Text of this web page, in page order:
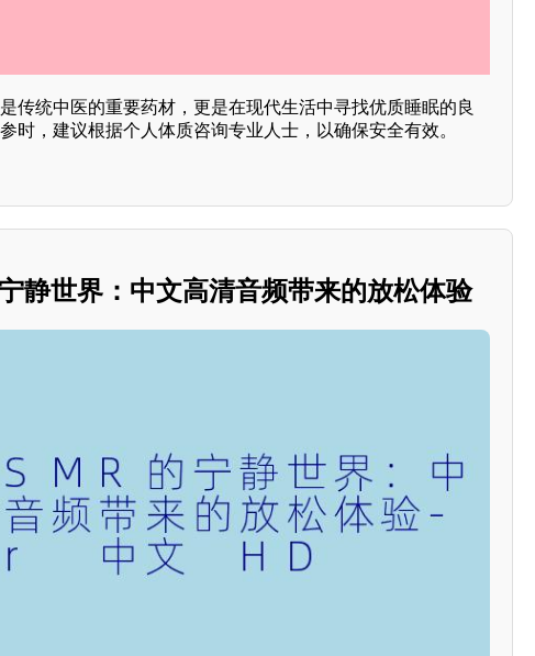
传统中医的重要药材，更是在现代生活中寻找优质睡眠的良
时，建议根据个人体质咨询专业人士，以确保安全有效。
静世界：中文高清音频带来的放松体验